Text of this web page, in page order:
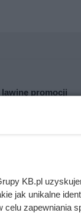
lawinę promocji
KB.pl
jak unikalne
celu zapewniania